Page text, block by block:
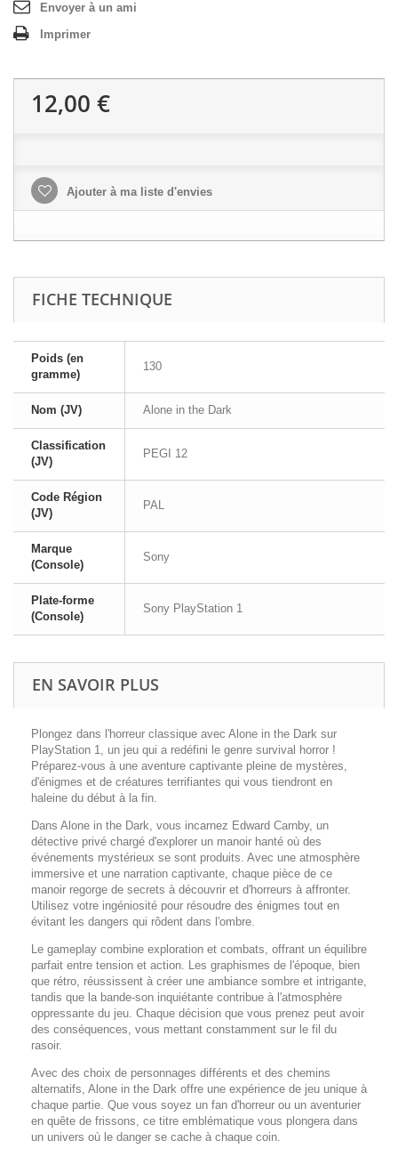
Envoyer à un ami
Imprimer
12,00 €
Ajouter à ma liste d'envies
FICHE TECHNIQUE
Poids (en
gramme)
130
Nom (JV) Alone in the Dark
Classification
(JV)
PEGI 12
Code Région
(JV)
PAL
Marque
(Console)
Sony
Plate-forme
(Console)
Sony PlayStation 1
EN SAVOIR PLUS
Plongez dans l'horreur classique avec Alone in the Dark sur
PlayStation 1, un jeu qui a redéfini le genre survival horror !
Préparez-vous à une aventure captivante pleine de mystères,
d'énigmes et de créatures terrifiantes qui vous tiendront en
haleine du début à la fin.
Dans Alone in the Dark, vous incarnez Edward Carnby, un
détective privé chargé d'explorer un manoir hanté où des
événements mystérieux se sont produits. Avec une atmosphère
immersive et une narration captivante, chaque pièce de ce
manoir regorge de secrets à découvrir et d'horreurs à affronter.
Utilisez votre ingéniosité pour résoudre des énigmes tout en
évitant les dangers qui rôdent dans l'ombre.
Le gameplay combine exploration et combats, offrant un équilibre
parfait entre tension et action. Les graphismes de l'époque, bien
que rétro, réussissent à créer une ambiance sombre et intrigante,
tandis que la bande-son inquiétante contribue à l'atmosphère
oppressante du jeu. Chaque décision que vous prenez peut avoir
des conséquences, vous mettant constamment sur le fil du
rasoir.
Avec des choix de personnages différents et des chemins
alternatifs, Alone in the Dark offre une expérience de jeu unique à
chaque partie. Que vous soyez un fan d'horreur ou un aventurier
en quête de frissons, ce titre emblématique vous plongera dans
un univers où le danger se cache à chaque coin.